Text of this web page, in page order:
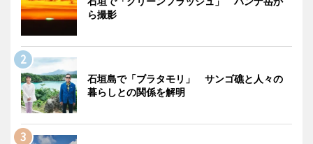
ら撮影
石垣島で「ブラタモリ」 サンゴ礁と人々の
暮らしとの関係を解明